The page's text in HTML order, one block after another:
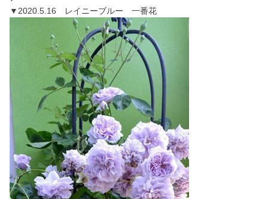
▼2020.5.16 レイニーブルー 一番花